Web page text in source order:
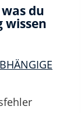
du
wissen